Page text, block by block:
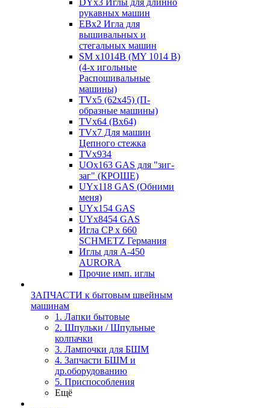
DYx3 Иглы для длинно
рукавных машин
EBx2 Игла для
вышивальных и
стегальных машин
SM x1014B (MY 1014 B)
(4-х игольные
Распошивальные
машины)
TVх5 (62х45) (П-
образные машины)
TVх64 (Вх64)
TVх7 Для машин
Цепного стежка
TVх934
UOx163 GAS для "зиг-
заг" (КРОШЕ)
UYx118 GAS (Обними
меня)
UYx154 GAS
UYx8454 GAS
Игла CP х 660
SCHMETZ Германия
Иглы для А-450
AURORA
Прочие имп. иглы
ЗАПЧАСТИ к бытовым швейным
машинам
1. Лапки бытовые
2. Шпульки / Шпульные
колпачки
3. Лампочки для БШМ
4. Запчасти БШМ и
др.оборудованию
5. Приспособления
Ещё